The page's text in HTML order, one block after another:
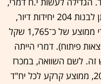
שעבור אחד המגרשים, שעליו ניתן לבנות 204 יחידות דיור,
הציעה 360 אלף שקל בלבד - קרי ממוצע של כ־1,765 שקל
פיתוח). דמרי הייתה
לשם השוואה, במכרז
בפסגת רמות שנסגר באפריל 2022, ממוצע קרקע לכל יח"ד